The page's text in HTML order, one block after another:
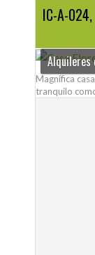
IC-A-024,
Alquileres
Magnífica
tranquilo